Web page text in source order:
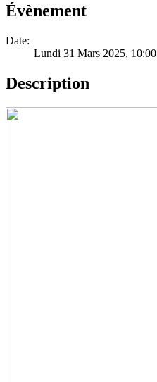
Évènement
Date:
Lundi 31 Mars 2025, 10:00
Description